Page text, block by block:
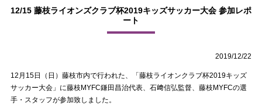
12/15 藤枝ライオンズクラブ杯2019キッズサッカー大会 参加レポ
ート
2019/12/22
12月15日（日）藤枝市内で行われた、「藤枝ライオンクラブ杯2019キッズ
サッカー大会」に藤枝MYFC鎌田昌治代表、石﨑信弘監督、藤枝MYFCの選
手・スタッフが参加致しました。